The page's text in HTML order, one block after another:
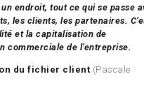
endroit, tout ce qui se passe
les clients, les partenaires.
et la capitalisation de
commerciale de l’entreprise.
du fichier client (Pascale